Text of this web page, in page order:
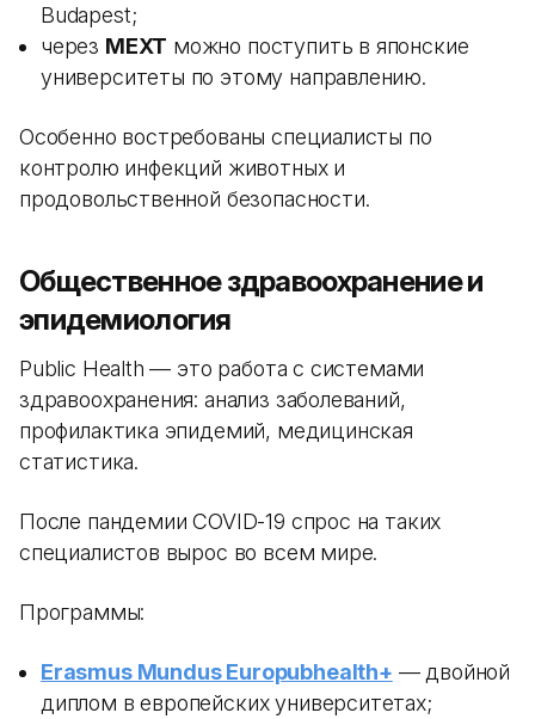
Budapest;
через MEXT можно поступить в японские
университеты по этому направлению.
Особенно востребованы специалисты по
контролю инфекций животных и
продовольственной безопасности.
Общественное здравоохранение и
эпидемиология
Public Health — это работа с системами
здравоохранения: анализ заболеваний,
профилактика эпидемий, медицинская
статистика.
После пандемии COVID-19 спрос на таких
специалистов вырос во всем мире.
Программы:
Erasmus Mundus Europubhealth+ — двойной
диплом в европейских университетах;